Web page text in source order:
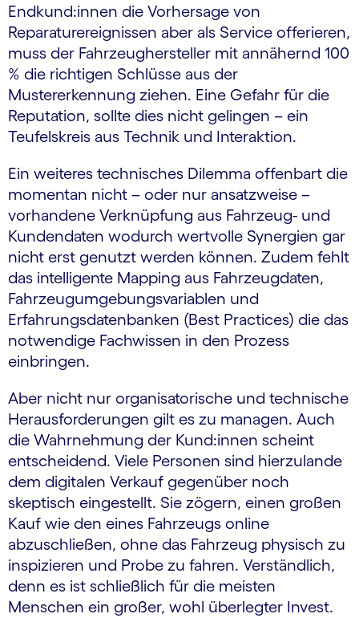
Endkund:innen die Vorhersage von
Reparaturereignissen aber als Service offerieren,
muss der Fahrzeughersteller mit annähernd 100
% die richtigen Schlüsse aus der
Mustererkennung ziehen. Eine Gefahr für die
Reputation, sollte dies nicht gelingen – ein
Teufelskreis aus Technik und Interaktion.
Ein weiteres technisches Dilemma offenbart die
momentan nicht – oder nur ansatzweise –
vorhandene Verknüpfung aus Fahrzeug- und
Kundendaten wodurch wertvolle Synergien gar
nicht erst genutzt werden können. Zudem fehlt
das intelligente Mapping aus Fahrzeugdaten,
Fahrzeugumgebungsvariablen und
Erfahrungsdatenbanken (Best Practices) die das
notwendige Fachwissen in den Prozess
einbringen.
Aber nicht nur organisatorische und technische
Herausforderungen gilt es zu managen. Auch
die Wahrnehmung der Kund:innen scheint
entscheidend. Viele Personen sind hierzulande
dem digitalen Verkauf gegenüber noch
skeptisch eingestellt. Sie zögern, einen großen
Kauf wie den eines Fahrzeugs online
abzuschließen, ohne das Fahrzeug physisch zu
inspizieren und Probe zu fahren. Verständlich,
denn es ist schließlich für die meisten
Menschen ein großer, wohl überlegter Invest.